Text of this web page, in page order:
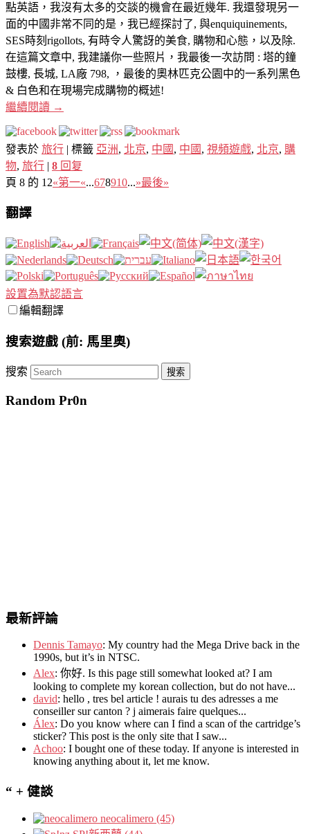
點英語，我沒有太多的交談的機會在最近幾年. 我還發現另一
面的中國非常不同的是，我已經探討了, 與enquiquinements,
SES時刻rigollots, 有時令人驚訝的美食, 購物和心態，以及除.
在這篇文章中, 我建議你一些照片，我最後一次訪問 : 塔的鐘
鼓樓, 長城, LA廠 798, ，最後的奧林匹克公園中的一系列黑色
& 白色和在現場完成購物的概述!
繼續閱讀 →
發表於 旅行 | 標籤 亞洲, 北京, 中國 , 中國 , 視頻遊戲, 北京, 購
物, 旅行 | 8 回复
頁 8 的 12«第一«...678910...»最後»
翻譯
設置為默認語言
編輯翻譯
搜索遊戲 (前: 馬里奧)
搜索
Random Pr0n
最新評論
Dennis Tamayo: My country had the Mega Drive back in the
1990s, but it’s in NTSC.
Alex: 你好. Is this page still somewhat looked at? I am
looking to complete my korean collection, but do not have...
david: hello , tres bel article ! aurais tu des adresses a me
conseiller sur canton ? j aimerais faire quelques...
Álex: Do you know where can I find a scan of the cartridge’s
sticker? This post is the only site that I saw...
Achoo: I bought one of these today. If anyone is interested in
knowing anything about it, let me know.
“ + 健談
neocalimero (45)